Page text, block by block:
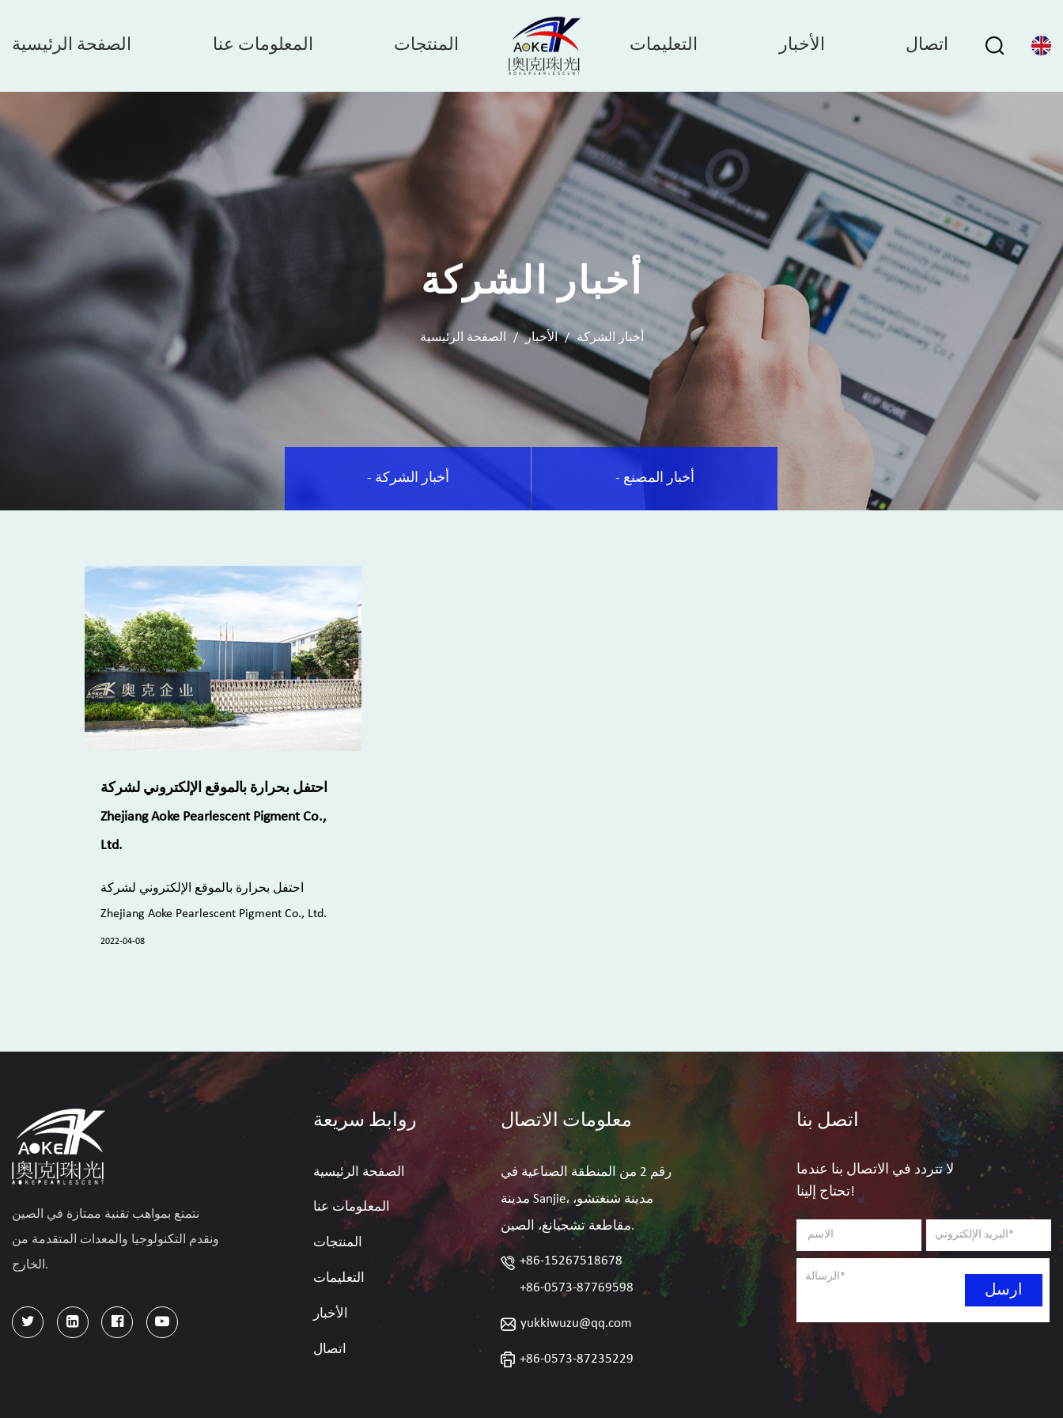
الصفحة الرئيسية المعلومات عنا المنتجات التعليمات الأخبار اتصال
أخبار الشركة
الصفحة الرئيسية / الأخبار / أخبار الشركة
- أخبار الشركة - أخبار المصنع
احتفل بحرارة بالموقع الإلكتروني لشركة
Zhejiang Aoke Pearlescent Pigment Co.,
Ltd.
احتفل بحرارة بالموقع الإلكتروني لشركة
Zhejiang Aoke Pearlescent Pigment Co., Ltd.
2022-04-08
نتمتع بمواهب تقنية ممتازة في الصين
ونقدم التكنولوجيا والمعدات المتقدمة من
الخارج.
روابط سريعة
الصفحة الرئيسية
المعلومات عنا
المنتجات
التعليمات
الأخبار
اتصال
معلومات الاتصال
رقم 2 من المنطقة الصناعية في
مدينة Sanjie، مدينة شنغتشو،
مقاطعة تشجيانغ، الصين.
+86-15267518678
+86-0573-87769598
yukkiwuzu@qq.com
+86-0573-87235229
اتصل بنا
لا تتردد في الاتصال بنا عندما
تحتاج إلينا!